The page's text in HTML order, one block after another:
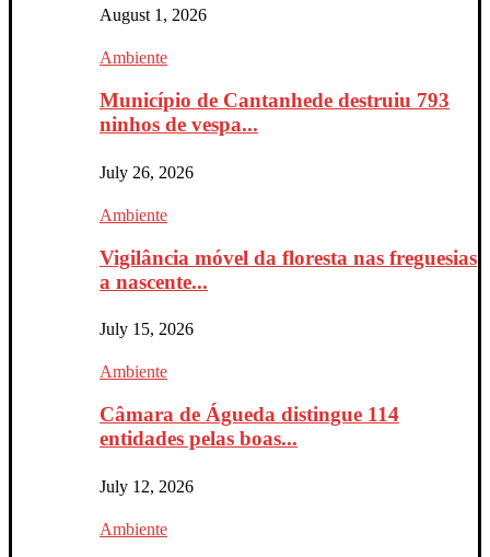
August 1, 2026
Ambiente
Município de Cantanhede destruiu 793
ninhos de vespa...
July 26, 2026
Ambiente
Vigilância móvel da floresta nas freguesias
a nascente...
July 15, 2026
Ambiente
Câmara de Águeda distingue 114
entidades pelas boas...
July 12, 2026
Ambiente